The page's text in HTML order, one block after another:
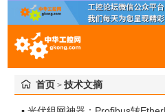
首页 > 技术文摘